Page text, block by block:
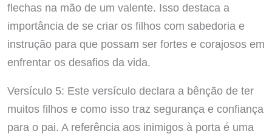
flechas na mão de um valente. Isso destaca a
importância de se criar os filhos com sabedoria e
instrução para que possam ser fortes e corajosos em
enfrentar os desafios da vida.
Versículo 5: Este versículo declara a bênção de ter
muitos filhos e como isso traz segurança e confiança
para o pai. A referência aos inimigos à porta é uma